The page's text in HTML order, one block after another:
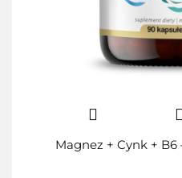
Magnez + Cynk + B6